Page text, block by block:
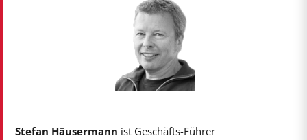
Stefan Häusermann ist Geschäfts-Führer